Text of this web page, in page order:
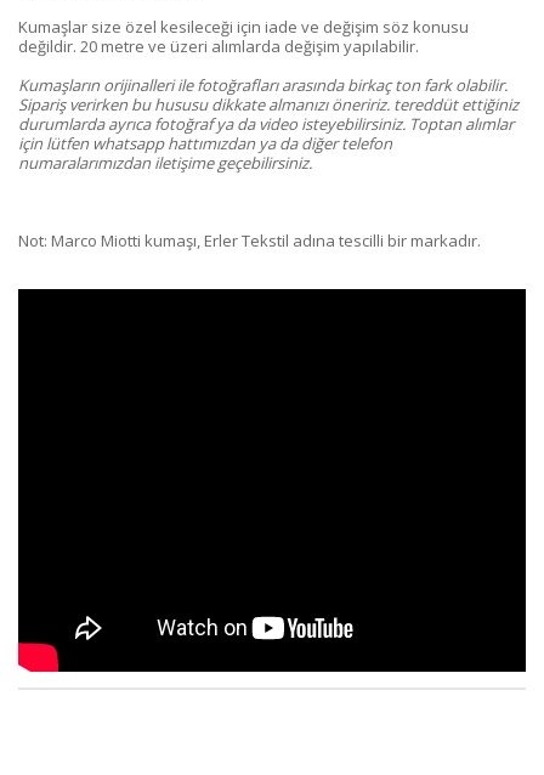
Kumaşlar size özel kesileceği için iade ve değişim söz konusu
değildir. 20 metre ve üzeri alımlarda değişim yapılabilir.
Kumaşların orijinalleri ile fotoğrafları arasında birkaç ton fark olabilir.
Sipariş verirken bu hususu dikkate almanızı öneririz. tereddüt ettiğiniz
durumlarda ayrıca fotoğraf ya da video isteyebilirsiniz. Toptan alımlar
için lütfen whatsapp hattımızdan ya da diğer telefon
numaralarımızdan iletişime geçebilirsiniz.
Not: Marco Miotti kumaşı, Erler Tekstil adına tescilli bir markadır.